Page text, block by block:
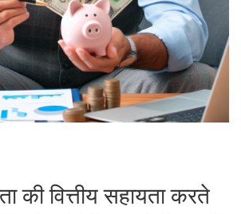
की वित्तीय सहायता करते